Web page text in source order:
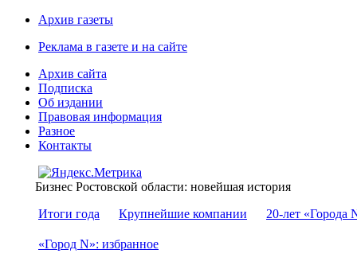
Архив газеты
Реклама в газете и на сайте
Архив сайта
Подписка
Об издании
Правовая информация
Разное
Контакты
Бизнес Ростовской области: новейшая история
Итоги года
Крупнейшие компании 20-лет «Города
«Город N»: избранное